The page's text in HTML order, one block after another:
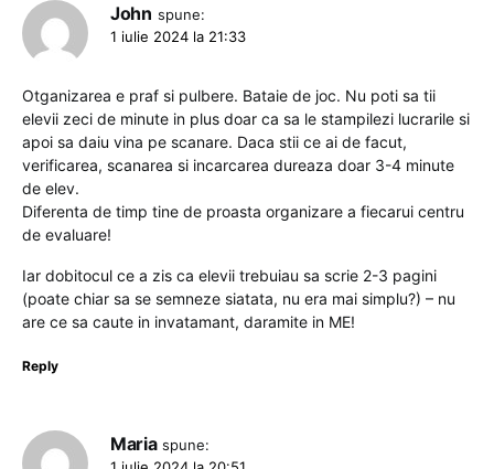
John spune:
1 iulie 2024 la 21:33
Otganizarea e praf si pulbere. Bataie de joc. Nu poti sa tii
elevii zeci de minute in plus doar ca sa le stampilezi lucrarile si
apoi sa daiu vina pe scanare. Daca stii ce ai de facut,
verificarea, scanarea si incarcarea dureaza doar 3-4 minute
de elev.
Diferenta de timp tine de proasta organizare a fiecarui centru
de evaluare!
Iar dobitocul ce a zis ca elevii trebuiau sa scrie 2-3 pagini
(poate chiar sa se semneze siatata, nu era mai simplu?) – nu
are ce sa caute in invatamant, daramite in ME!
Reply
Maria spune: